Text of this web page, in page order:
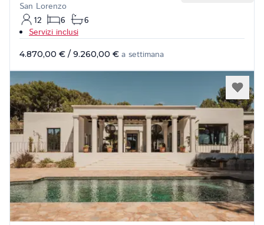
San Lorenzo
12
6
6
Servizi inclusi
4.870,00 € / 9.260,00 € a settimana